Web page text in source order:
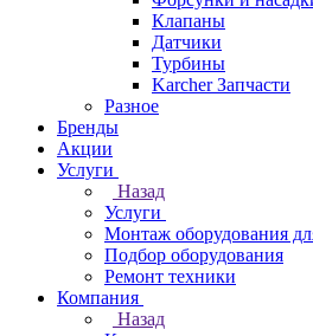
Клапаны
Датчики
Турбины
Karcher Запчасти
Разное
Бренды
Акции
Услуги
Назад
Услуги
Монтаж оборудования
Подбор оборудования
Ремонт техники
Компания
Назад